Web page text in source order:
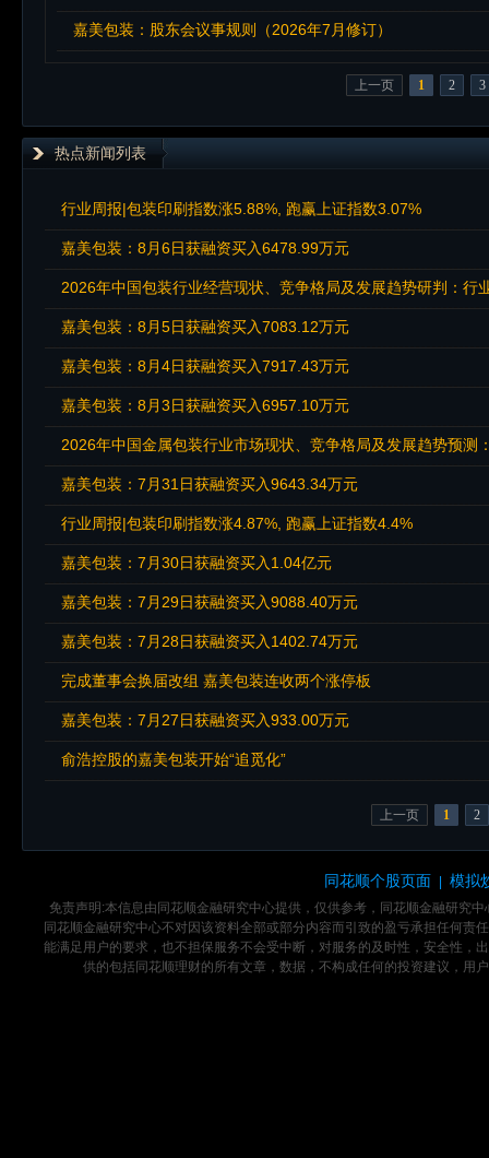
嘉美包装：股东会议事规则（2026年7月修订）
上一页 1 2 3
热点新闻列表
行业周报|包装印刷指数涨5.88%, 跑赢上证指数3.07%
嘉美包装：8月6日获融资买入6478.99万元
2026年中国包装行业经营现状、竞争格局及发展趋势研判：行
嘉美包装：8月5日获融资买入7083.12万元
嘉美包装：8月4日获融资买入7917.43万元
嘉美包装：8月3日获融资买入6957.10万元
2026年中国金属包装行业市场现状、竞争格局及发展趋势预
嘉美包装：7月31日获融资买入9643.34万元
行业周报|包装印刷指数涨4.87%, 跑赢上证指数4.4%
嘉美包装：7月30日获融资买入1.04亿元
嘉美包装：7月29日获融资买入9088.40万元
嘉美包装：7月28日获融资买入1402.74万元
完成董事会换届改组 嘉美包装连收两个涨停板
嘉美包装：7月27日获融资买入933.00万元
俞浩控股的嘉美包装开始“追觅化”
上一页 1 2
同花顺个股页面 | 模拟
免责声明:本信息由同花顺金融研究中心提供，仅供参考，同花顺金融研究
同花顺金融研究中心不对因该资料全部或部分内容而引致的盈亏承担任何
能满足用户的要求，也不担保服务不会受中断，对服务的及时性，安全性，
供的包括同花顺理财的所有文章，数据，不构成任何的投资建议，用